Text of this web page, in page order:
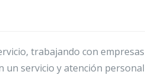
trabajando con
servicio y atención